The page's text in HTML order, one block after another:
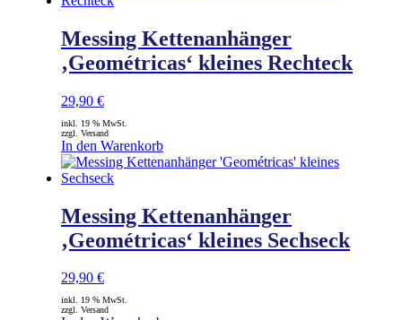
Messing Kettenanhänger
‚Geométricas‘ kleines Rechteck
29,90 €
inkl. 19 % MwSt.
zzgl. Versand
In den Warenkorb
Messing Kettenanhänger
‚Geométricas‘ kleines Sechseck
29,90 €
inkl. 19 % MwSt.
zzgl. Versand